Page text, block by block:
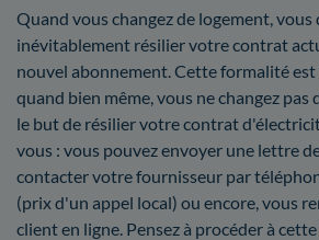
Quand vous changez de logement, vous
inévitablement résilier votre contrat
nouvel abonnement. Cette formalité est
quand bien même, vous ne changez pas
le but de résilier votre contrat
vous : vous pouvez envoyer une lettre
contacter votre fournisseur par
(prix d'un appel local) ou encore, vous
client en ligne. Pensez à procéder à